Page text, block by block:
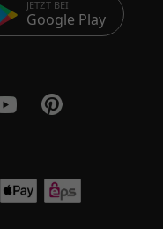
JETZT BEI
Google Play